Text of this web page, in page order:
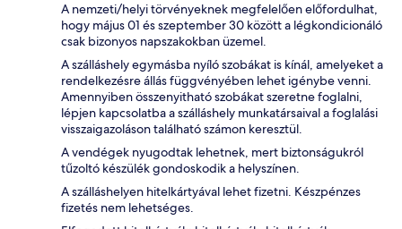
A nemzeti/helyi törvényeknek megfelelően előfordulhat,
hogy május 01 és szeptember 30 között a légkondicionáló
csak bizonyos napszakokban üzemel.
A szálláshely egymásba nyíló szobákat is kínál, amelyeket a
rendelkezésre állás függvényében lehet igénybe venni.
Amennyiben összenyitható szobákat szeretne foglalni,
lépjen kapcsolatba a szálláshely munkatársaival a foglalási
visszaigazoláson található számon keresztül.
A vendégek nyugodtak lehetnek, mert biztonságukról
tűzoltó készülék gondoskodik a helyszínen.
A szálláshelyen hitelkártyával lehet fizetni. Készpénzes
fizetés nem lehetséges.